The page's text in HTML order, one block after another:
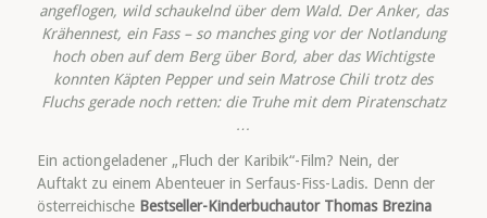
angeflogen, wild schaukelnd über dem Wald. Der Anker, das
Krähennest, ein Fass – so manches ging vor der Notlandung
hoch oben auf dem Berg über Bord, aber das Wichtigste
konnten Käpten Pepper und sein Matrose Chili trotz des
Fluchs gerade noch retten: die Truhe mit dem Piratenschatz
…
Ein actiongeladener „Fluch der Karibik“-Film? Nein, der
Auftakt zu einem Abenteuer in Serfaus-Fiss-Ladis. Denn der
österreichische Bestseller-Kinderbuchautor Thomas Brezina